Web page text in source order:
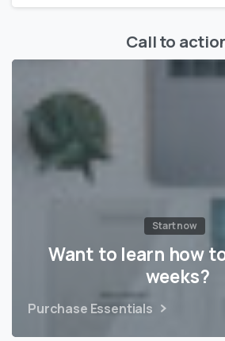
Call to
Start now
Want to learn how
weeks?
Purchase Essentials